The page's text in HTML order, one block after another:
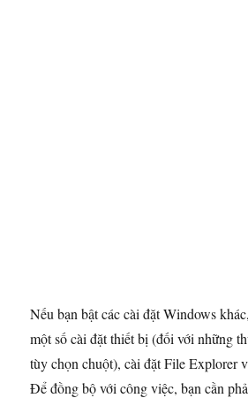
Nếu bạn bật các cài đặt Windows
một số cài đặt thiết bị (đối với những
tùy chọn chuột), cài đặt File Explorer
Để đồng bộ với công việc, bạn cần